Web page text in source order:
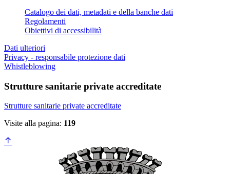
Catalogo dei dati, metadati e della banche dati
Regolamenti
Obiettivi di accessibilità
Dati ulteriori
Privacy - responsabile protezione dati
Whistleblowing
Strutture sanitarie private accreditate
Strutture sanitarie private accreditate
Visite alla pagina: 119